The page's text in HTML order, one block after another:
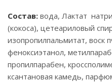
Состав: вода, Лактат
(кокоса), цетеариловый
изопропилпальмитат, воск
феноксиэтанол,
пропилпарабен,
ксантановая камедь,